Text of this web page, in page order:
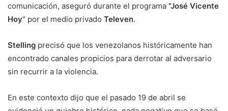
comunicación, aseguró durante el programa "José Vicente
Hoy" por el medio privado Televen.
Stelling precisó que los venezolanos históricamente han
encontrado canales propicios para derrotar al adversario
sin recurrir a la violencia.
En este contexto dijo que el pasado 19 de abril se